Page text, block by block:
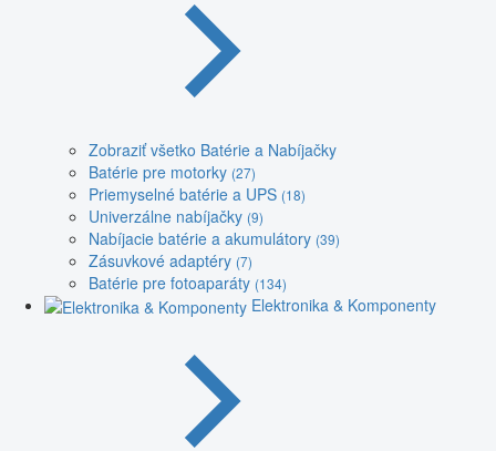
Zobraziť všetko Batérie a Nabíjačky
Batérie pre motorky (27)
Priemyselné batérie a UPS (18)
Univerzálne nabíjačky (9)
Nabíjacie batérie a akumulátory (39)
Zásuvkové adaptéry (7)
Batérie pre fotoaparáty (134)
Elektronika & Komponenty